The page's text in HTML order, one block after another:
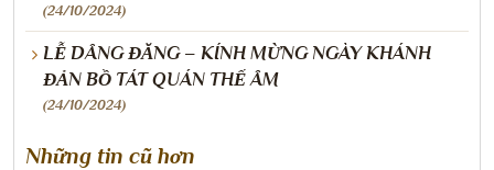
(24/10/2024)
LỄ DÂNG ĐĂNG – KÍNH MỪNG NGÀY KHÁNH
ĐẢN BỒ TÁT QUÁN THẾ ÂM
(24/10/2024)
Những tin cũ hơn